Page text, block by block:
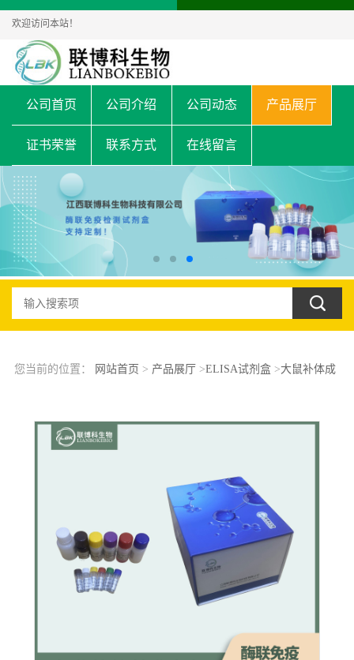
欢迎访问本站！
公司首页 公司介绍 公司动态 产品展厅
证书荣誉 联系方式 在线留言
您当前的位置： 网站首页 > 产品展厅 >ELISA试剂盒>大鼠补体成